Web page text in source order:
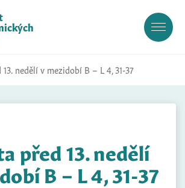
nedělí v mezidobí B – L 4, 31-37
před 13. nedělí
B – L 4, 31-37